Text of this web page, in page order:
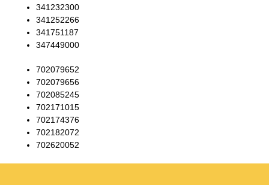
341232300
341252266
341751187
347449000
702079652
702079656
702085245
702171015
702174376
702182072
702620052